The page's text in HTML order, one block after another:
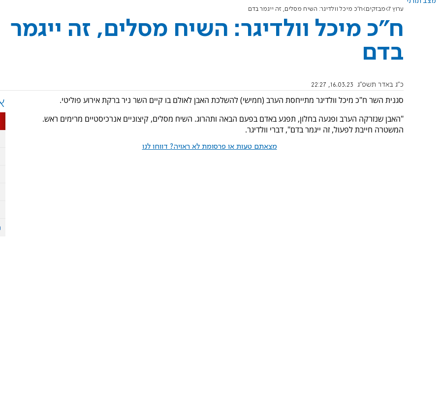
ערוץ 7 מבזקים ח"כ מיכל וולדיגר: השיח מסלים, זה ייגמר בדם
ח"כ מיכל וולדיגר: השיח מסלים, זה ייגמר
בדם
כ"ג באדר תשפ"ג 16.03.23, 22:27
סגנית השר ח"כ מיכל וולדיגר מתייחסת הערב (חמישי) להשלכת האבן לאולם בו קיים השר ניר ברקת אירוע פוליטי.
"האבן שנזרקה הערב ופגעה בחלון, תפגע באדם בפעם הבאה ותהרוג. השיח מסלים, קיצוניים אנרכיסטיים מרימים ראש.
המשטרה חייבת לפעול, זה ייגמר בדם", דברי וולדיגר.
מצאתם טעות או פרסומת לא ראויה? דווחו לנו